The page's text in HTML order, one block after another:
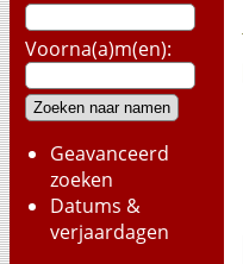
Voorna(a)m(en):
Geavanceerd
zoeken
Datums &
verjaardagen